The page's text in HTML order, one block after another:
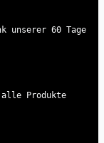
unserer 60 Tage
alle Produkte